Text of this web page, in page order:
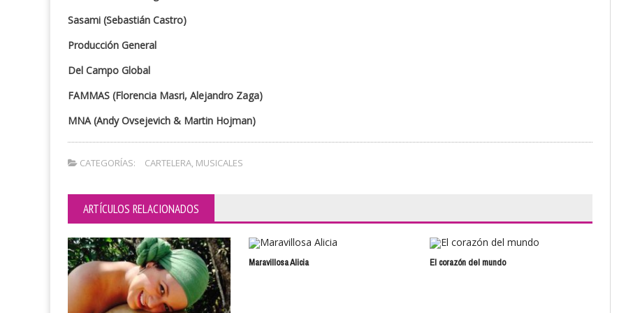
Sasami (Sebastián Castro)
Producción General
Del Campo Global
FAMMAS (Florencia Masri, Alejandro Zaga)
MNA (Andy Ovsejevich & Martin Hojman)
CATEGORÍAS: CARTELERA, MUSICALES
ARTÍCULOS RELACIONADOS
Maravillosa Alicia El corazón del mundo